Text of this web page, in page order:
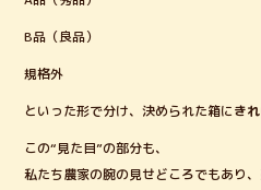
B品（良品）
規格外
といった形で分け、決められた箱にき
この“見た目”の部分も、
私たち農家の腕の見せどころでもあり